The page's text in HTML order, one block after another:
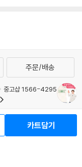
카트담기
주문/배송
중고샵 1566-4295
년보호정책